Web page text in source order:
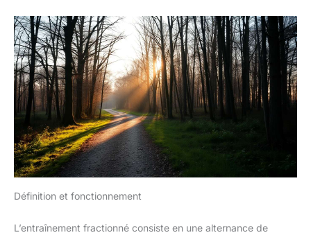
Définition et fonctionnement
L’entraînement fractionné consiste en une alternance de